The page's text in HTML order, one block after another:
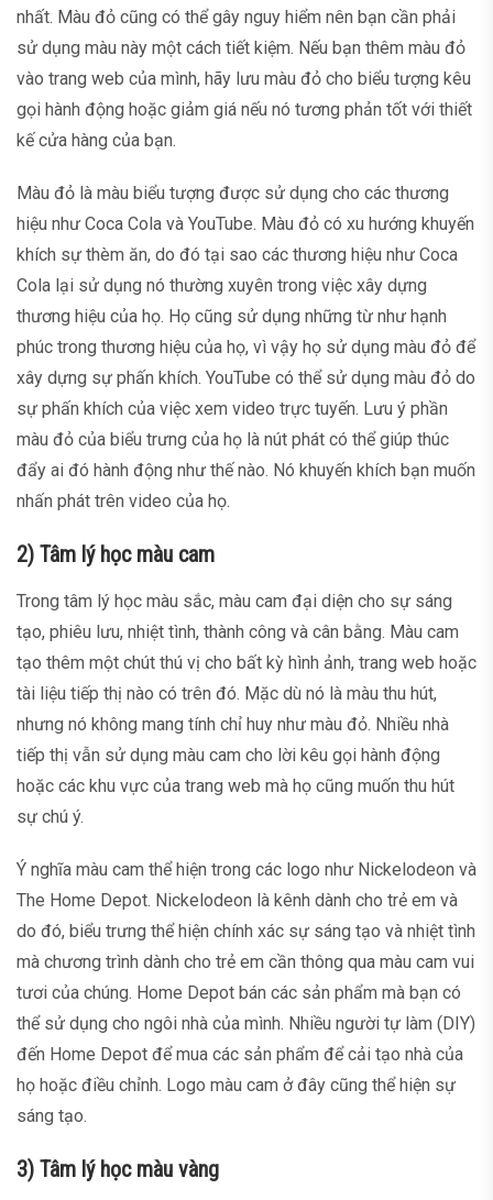
nhất. Màu đỏ cũng có thể gây nguy hiểm nên bạn cần phải
sử dụng màu này một cách tiết kiệm. Nếu bạn thêm màu đỏ
vào trang web của mình, hãy lưu màu đỏ cho biểu tượng kêu
gọi hành động hoặc giảm giá nếu nó tương phản tốt với thiết
kế cửa hàng của bạn.
Màu đỏ là màu biểu tượng được sử dụng cho các thương
hiệu như Coca Cola và YouTube. Màu đỏ có xu hướng khuyến
khích sự thèm ăn, do đó tại sao các thương hiệu như Coca
Cola lại sử dụng nó thường xuyên trong việc xây dựng
thương hiệu của họ. Họ cũng sử dụng những từ như hạnh
phúc trong thương hiệu của họ, vì vậy họ sử dụng màu đỏ để
xây dựng sự phấn khích. YouTube có thể sử dụng màu đỏ do
sự phấn khích của việc xem video trực tuyến. Lưu ý phần
màu đỏ của biểu trưng của họ là nút phát có thể giúp thúc
đẩy ai đó hành động như thế nào. Nó khuyến khích bạn muốn
nhấn phát trên video của họ.
2) Tâm lý học màu cam
Trong tâm lý học màu sắc, màu cam đại diện cho sự sáng
tạo, phiêu lưu, nhiệt tình, thành công và cân bằng. Màu cam
tạo thêm một chút thú vị cho bất kỳ hình ảnh, trang web hoặc
tài liệu tiếp thị nào có trên đó. Mặc dù nó là màu thu hút,
nhưng nó không mang tính chỉ huy như màu đỏ. Nhiều nhà
tiếp thị vẫn sử dụng màu cam cho lời kêu gọi hành động
hoặc các khu vực của trang web mà họ cũng muốn thu hút
sự chú ý.
Ý nghĩa màu cam thể hiện trong các logo như Nickelodeon và
The Home Depot. Nickelodeon là kênh dành cho trẻ em và
do đó, biểu trưng thể hiện chính xác sự sáng tạo và nhiệt tình
mà chương trình dành cho trẻ em cần thông qua màu cam vui
tươi của chúng. Home Depot bán các sản phẩm mà bạn có
thể sử dụng cho ngôi nhà của mình. Nhiều người tự làm (DIY)
đến Home Depot để mua các sản phẩm để cải tạo nhà của
họ hoặc điều chỉnh. Logo màu cam ở đây cũng thể hiện sự
sáng tạo.
3) Tâm lý học màu vàng